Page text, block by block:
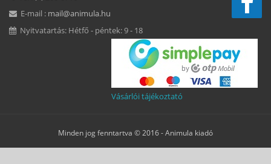
E-mail : mail@animula.hu
Nyitvatartás: Hétfő - péntek: 9 - 18
Vásárlói tájékoztató
Minden jog fenntartva © 2016 -Animula kiadó